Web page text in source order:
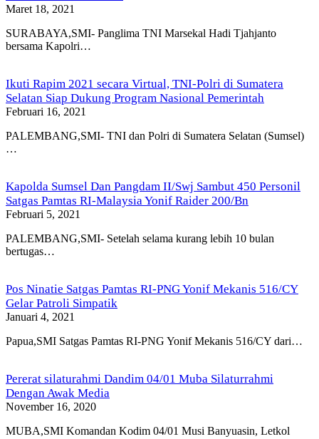
Maret 18, 2021
SURABAYA,SMI- Panglima TNI Marsekal Hadi Tjahjanto
bersama Kapolri…
Ikuti Rapim 2021 secara Virtual, TNI-Polri di Sumatera
Selatan Siap Dukung Program Nasional Pemerintah
Februari 16, 2021
PALEMBANG,SMI- TNI dan Polri di Sumatera Selatan (Sumsel)
…
Kapolda Sumsel Dan Pangdam II/Swj Sambut 450 Personil
Satgas Pamtas RI-Malaysia Yonif Raider 200/Bn
Februari 5, 2021
PALEMBANG,SMI- Setelah selama kurang lebih 10 bulan
bertugas…
Pos Ninatie Satgas Pamtas RI-PNG Yonif Mekanis 516/CY
Gelar Patroli Simpatik
Januari 4, 2021
Papua,SMI Satgas Pamtas RI-PNG Yonif Mekanis 516/CY dari…
Pererat silaturahmi Dandim 04/01 Muba Silaturrahmi
Dengan Awak Media
November 16, 2020
MUBA,SMI Komandan Kodim 04/01 Musi Banyuasin, Letkol